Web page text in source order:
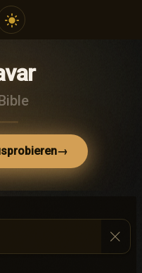
light_mode
→